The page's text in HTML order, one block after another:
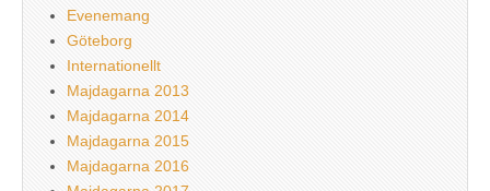
Evenemang
Göteborg
Internationellt
Majdagarna 2013
Majdagarna 2014
Majdagarna 2015
Majdagarna 2016